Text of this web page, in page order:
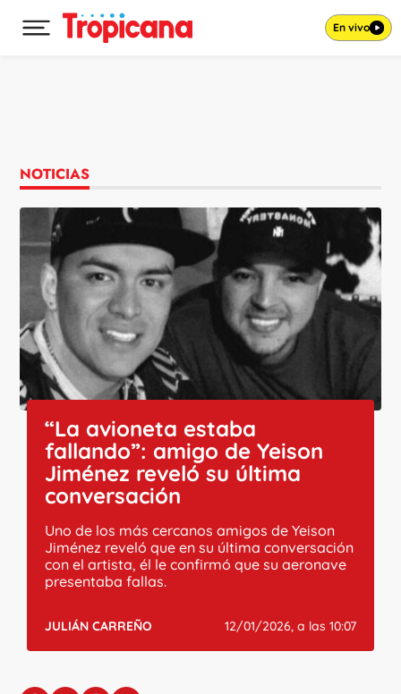
Desplegar menú principal En vivo
NOTICIAS
“La avioneta estaba
fallando”: amigo de Yeison
Jiménez reveló su última
conversación
Uno de los más cercanos amigos de Yeison
Jiménez reveló que en su última conversación
con el artista, él le confirmó que su aeronave
presentaba fallas.
JULIÁN CARREÑO 12/01/2026, a las 10:07